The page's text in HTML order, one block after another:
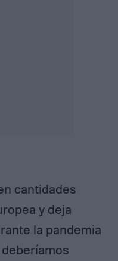
cantidades
y deja
la pandemia